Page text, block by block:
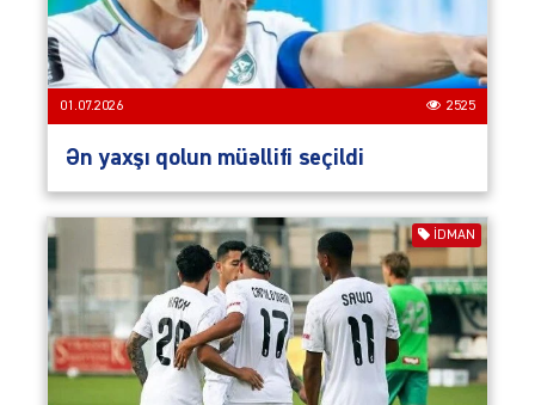
01.07.2026 2525
Ən yaxşı qolun müəllifi seçildi
İDMAN